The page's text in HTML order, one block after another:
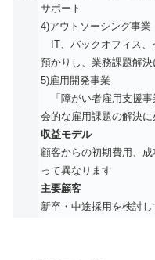
サポート
4)アウトソーシング事業
IT、バックオフィス、
預かりし、業務課題解
5)雇用開発事業
「障がい者雇用支援事
会的な雇用課題の解決
収益モデル
顧客からの初期費用、
って異なります
主要顧客
新卒・中途採用を検討